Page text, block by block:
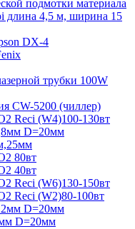
подмотки материала
длина 4,5 м, ширина 15
DX-4
трубки 100W
CW-5200 (чиллер)
Reci (W4)100-130вт
D=20мм
80вт
40вт
Reci (W6)130-150вт
Reci (W2)80-100вт
D=20мм
D=20мм